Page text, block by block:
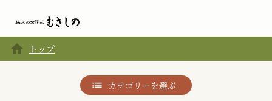
home トップ
カテゴリーを選ぶ